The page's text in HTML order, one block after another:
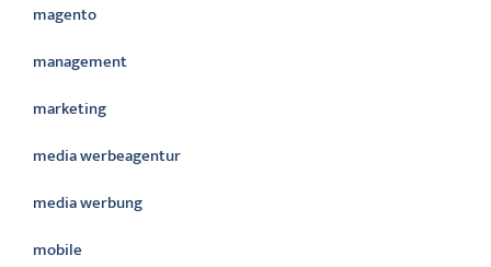
magento
management
marketing
media werbeagentur
media werbung
mobile